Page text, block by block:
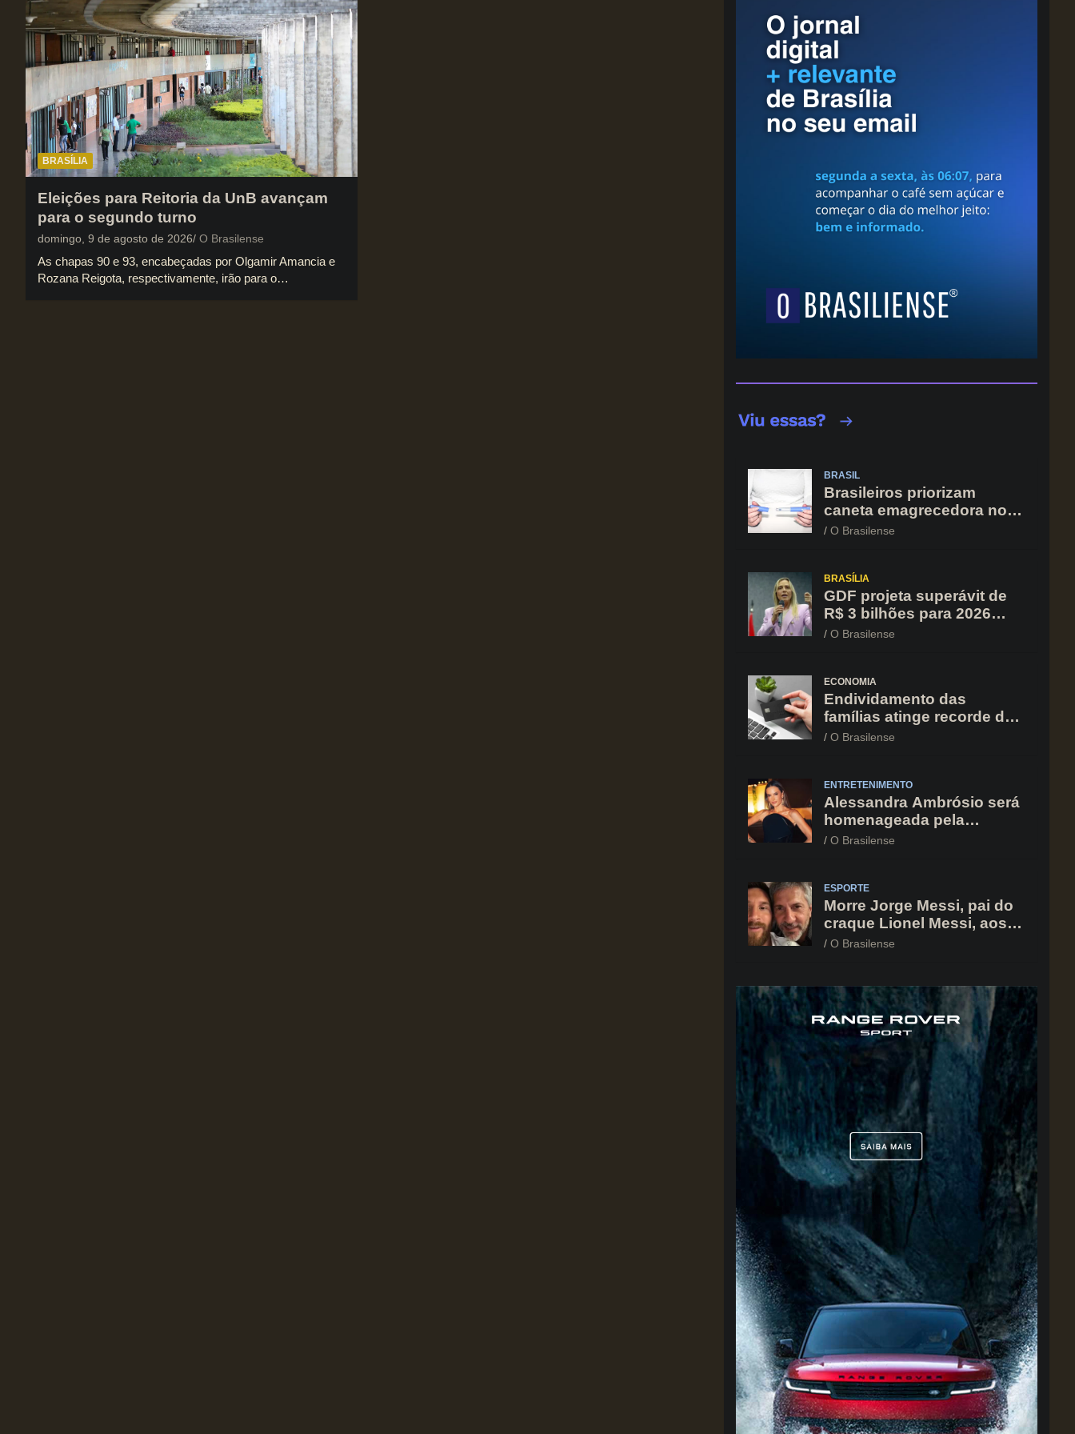
BRASÍLIA
Eleições para Reitoria da UnB avançam
para o segundo turno
domingo, 9 de agosto de 2026 O Brasilense
As chapas 90 e 93, encabeçadas por Olgamir Amancia e
Rozana Reigota, respectivamente, irão para o…
BRASIL
Brasileiros priorizam
caneta emagrecedora no
orçamento mesmo em
O Brasilense
BRASÍLIA
GDF projeta superávit de
R$ 3 bilhões para 2026
após registrar recuo no
O Brasilense
ECONOMIA
Endividamento das
famílias atinge recorde de
82% em julho; cartão de
O Brasilense
ENTRETENIMENTO
Alessandra Ambrósio será
homenageada pela
BrazilFoundation no New
O Brasilense
ESPORTE
Morre Jorge Messi, pai do
craque Lionel Messi, aos
68 anos na Argentina
O Brasilense